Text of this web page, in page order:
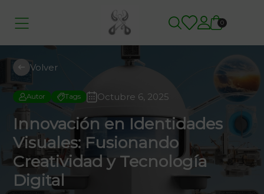
0
Volver
Autor Tags Octubre 6, 2025
Innovación en Identidades
Visuales: Fusionando
Creatividad y Tecnología
Digital